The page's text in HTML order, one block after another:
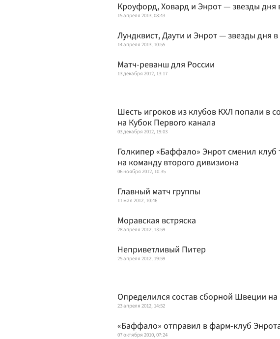
Кроуфорд, Ховард и Энрот — звезды дня
15 апреля 2013, 08:43
Лундквист, Даути и Энрот — звезды дня
14 апреля 2013, 10:55
Матч-реванш для России
13 декабря 2012, 13:17
Шесть игроков из клубов КХЛ попали в
на Кубок Первого канала
03 декабря 2012, 19:03
Голкипер «Баффало» Энрот сменил клуб
на команду второго дивизиона
06 ноября 2012, 10:35
Главный матч группы
11 мая 2012, 10:46
Моравская встряска
28 апреля 2012, 13:59
Неприветливый Питер
25 апреля 2012, 19:59
Определился состав сборной Швеции
23 апреля 2012, 14:52
«Баффало» отправил в фарм-клуб
07 октября 2010, 07:24